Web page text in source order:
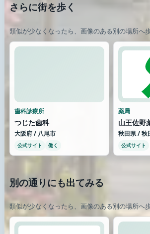
さらに街を歩く
類似が少なくなったら、画像のある別の場所へ
歯科診療所
つじた歯科
大阪府 / 八尾市
公式サイト 働く
薬局
山王佐野
秋田県 / 秋
公式サイト
別の通りにも出てみる
類似が少なくなったら、画像のある別の場所へ